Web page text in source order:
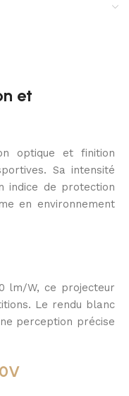
et
optique et finition
Sa intensité
indice de protection
en environnement
lm/W, ce projecteur
Le rendu blanc
perception précise